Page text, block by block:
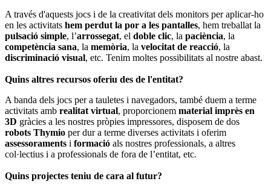
A través d'aquests jocs i de la creativitat dels monitors per aplicar-ho
en les activitats hem perdut la por a les pantalles, hem treballat la
pulsació simple, l’arrossegat, el doble clic, la paciència, la
competència sana, la memòria, la velocitat de reacció, la
discriminació visual, etc. Tenim moltes possibilitats al nostre abast.
Quins altres recursos oferiu des de l'entitat?
A banda dels jocs per a tauletes i navegadors, també duem a terme
activitats amb realitat virtual, proporcionem material imprès en
3D gràcies a les nostres pròpies impressores, disposem de dos
robots Thymio per dur a terme diverses activitats i oferim
assessoraments i formació als nostres professionals, a altres
col·lectius i a professionals de fora de l’entitat, etc.
Quins projectes teniu de cara al futur?